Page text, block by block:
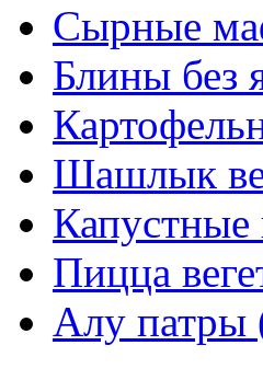
Сырные
Блины без
Шашлык
Капустные
Пицца
Алу патры